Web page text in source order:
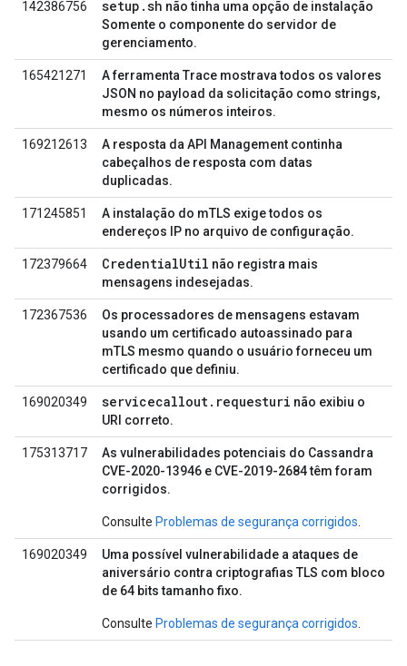
142386756 setup.sh não tinha uma opção de instalação
Somente o componente do servidor de
gerenciamento.
165421271
A ferramenta Trace mostrava todos os valores
JSON no payload da solicitação como strings,
mesmo os números inteiros.
169212613
A resposta da API Management continha
cabeçalhos de resposta com datas
duplicadas.
171245851
A instalação do mTLS exige todos os
endereços IP no arquivo de configuração.
172379664 CredentialUtil não registra mais
mensagens indesejadas.
172367536
Os processadores de mensagens estavam
usando um certificado autoassinado para
mTLS mesmo quando o usuário forneceu um
certificado que definiu.
169020349 servicecallout.requesturi não exibiu o
URI correto.
175313717
As vulnerabilidades potenciais do Cassandra
CVE-2020-13946 e CVE-2019-2684 têm foram
corrigidos.
Consulte Problemas de segurança corrigidos
169020349
Uma possível vulnerabilidade a ataques de
aniversário contra criptografias TLS com bloco
de 64 bits tamanho fixo.
Consulte Problemas de segurança corrigidos